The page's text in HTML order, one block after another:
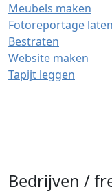
Meubels maken
Fotoreportage
Bestraten
Website maken
Tapijt leggen
Bedrijven /